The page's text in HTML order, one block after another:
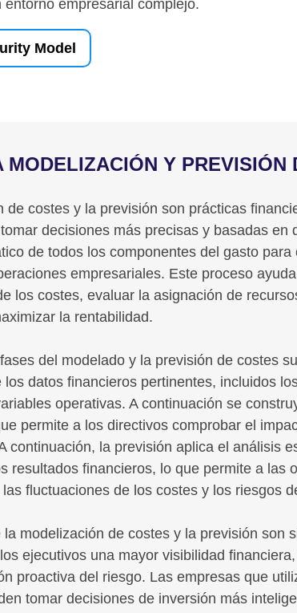
entorno empresarial complejo.
Model
MODELIZACIÓN Y PREVISIÓN
de costes y la previsión son prácticas
decisiones más precisas y basadas en
de todos los componentes del gasto
empresariales. Este proceso
los costes, evaluar la asignación de
la rentabilidad.
del modelado y la previsión de costes
los datos financieros pertinentes, incluidos
operativas. A continuación se
permite a los directivos comprobar el
continuación, la previsión aplica el análisis
resultados financieros, lo que permite a las
fluctuaciones de los costes y los riesgos
la modelización de costes y la previsión son
ejecutivos una mayor visibilidad
proactiva del riesgo. Las empresas que
tomar decisiones de inversión más